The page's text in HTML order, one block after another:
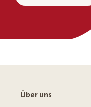
Über uns